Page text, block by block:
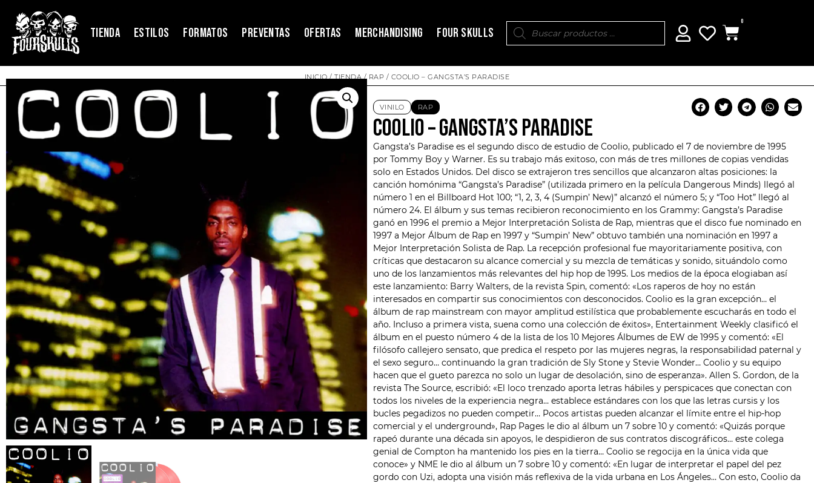
TIENDA ESTILOS FORMATOS PREVENTAS OFERTAS MERCHANDISING FOUR SKULLS
0
INICIO/TIENDA/ RAP / COOLIO – GANGSTA’S PARADISE
VINILO RAP
COOLIO – GANGSTA’S PARADISE
Gangsta’s Paradise es el segundo disco de estudio de Coolio, publicado el 7 de noviembre de 1995
por Tommy Boyy Warner. Es su trabajo más exitoso, con más de tres millones de copias vendidas
solo en Estados Unidos. Del disco se extrajeron tres sencillos que alcanzaron altas posiciones: la
canción homónima “Gangsta’s Paradise” (utilizada primero en la película Dangerous Minds) llegó al
número 1 en el Billboard Hot 100; “1, 2, 3, 4 (Sumpin’ New)” alcanzó el número 5; y “Too Hot” llegó al
número 24. El álbum y sus temas recibieron reconocimiento en los Grammy: Gangsta’s Paradise
ganó en 1996 el premio a Mejor Interpretación Solista de Rap, mientras que el disco fue nominado en
1997 a Mejor Álbum de Rap en 1997 y “Sumpin’ New” obtuvo también una nominación en 1997 a
Mejor Interpretación Solista de Rap. La recepción profesional fue mayoritariamente positiva, con
críticas que destacaron su alcance comercial y su mezcla de temáticas y sonido, situándolo como
uno de los lanzamientos más relevantes del hip hop de 1995. Los medios de la época elogiaban así
este lanzamiento: Barry Walters, de la revista Spin, comentó: «Los raperos de hoy no están
interesados ​​en compartir sus conocimientos con desconocidos. Coolio es la gran excepción… el
álbum de rap mainstream con mayor amplitud estilística que probablemente escucharás en todo el
año. Incluso a primera vista, suena como una colección de éxitos», Entertainment Weekly clasificó el
álbum en el puesto número 4 de la lista de los 10 Mejores Álbumes de EW de 1995 y comentó: «El
filósofo callejero sensato, que predica el respeto por las mujeres negras, la responsabilidad paternal y
el sexo seguro… continuando la gran tradición de Sly Stone y Stevie Wonder… Coolio y su equipo
hacen que el gueto parezca no solo un lugar de desolación, sino de esperanza». Allen S. Gordon, de la
revista The Source, escribió: «El loco trenzado aporta letras hábiles y perspicaces que conectan con
todos los niveles de la experiencia negra… establece estándares con los que las letras cursis y los
bucles pegadizos no pueden competir… Pocos artistas pueden alcanzar el límite entre el hip-hop
comercial y el underground», Rap Pages le dio al álbum un 7 sobre 10 y comentó: «Quizás porque
rapeó durante una década sin apoyos, le despidieron de sus contratos discográficos… este colega
genial de Compton ha mantenido los pies en la tierra… Coolio se regocija en la única vida que
conoce» y NME le dio al álbum un 7 sobre 10 y comentó: «En lugar de interpretar el papel del pez
gordo con Uzi, adopta una visión más reflexiva de la vida urbana en Los Ángeles… Con esto, Coolio da